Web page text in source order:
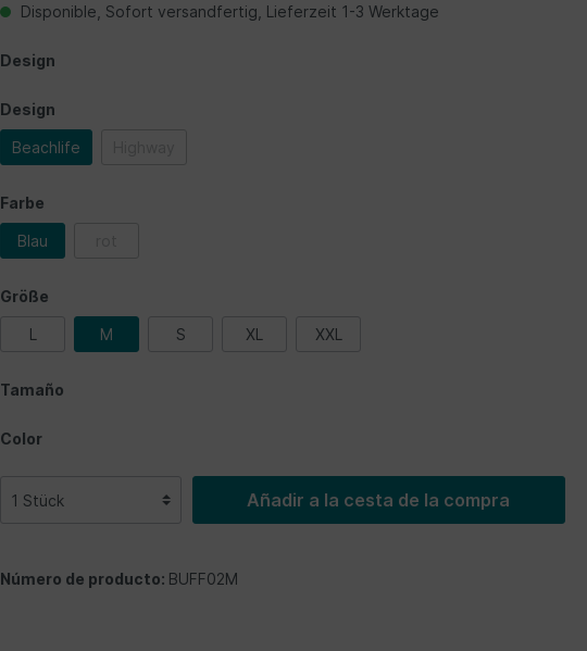
Disponible, Sofort versandfertig, Lieferzeit 1-3 Werktage
Design
Design
Beachlife
Farbe
Blau
Größe
L M S XL XXL
Tamaño
Color
Añadir a la cesta de la compra
Número de producto: BUFF02M